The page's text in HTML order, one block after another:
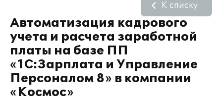
Автоматизация кадрового
учета и расчета заработной
платы на базе ПП
«1С:Зарплата и Управление
Персоналом 8» в компании
«Космос»
К списку